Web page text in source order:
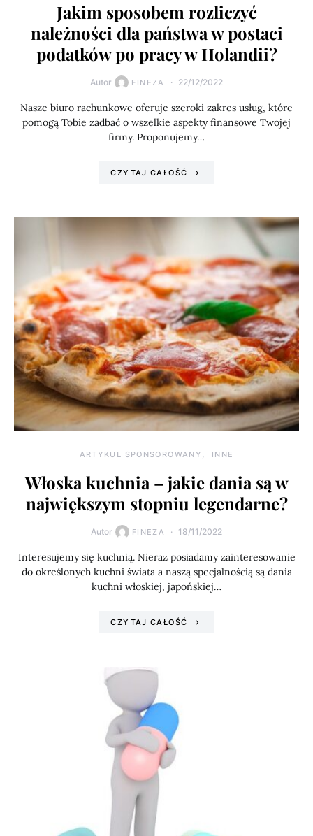
Jakim sposobem rozliczyć
należności dla państwa w postaci
podatków po pracy w Holandii?
Autor FINEZA 22/12/2022
Nasze biuro rachunkowe oferuje szeroki zakres usług, które
pomogą Tobie zadbać o wszelkie aspekty finansowe Twojej
firmy. Proponujemy…
CZYTAJ CAŁOŚĆ
ARTYKUŁ SPONSOROWANY INNE
Włoska kuchnia – jakie dania są w
największym stopniu legendarne?
Autor FINEZA 18/11/2022
Interesujemy się kuchnią. Nieraz posiadamy zainteresowanie
do określonych kuchni świata a naszą specjalnością są dania
kuchni włoskiej, japońskiej…
CZYTAJ CAŁOŚĆ